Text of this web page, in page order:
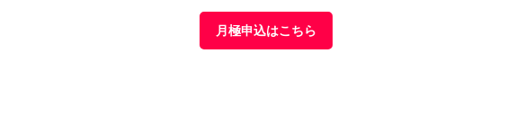
月極申込はこちら